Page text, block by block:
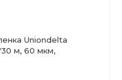
Uniondelta
м, 60 мкм,